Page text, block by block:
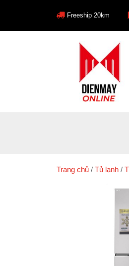
Freeship 20km
Trang chủ / Tủ lạnh /